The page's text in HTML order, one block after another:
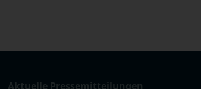
Aktuelle Pressemitteilungen